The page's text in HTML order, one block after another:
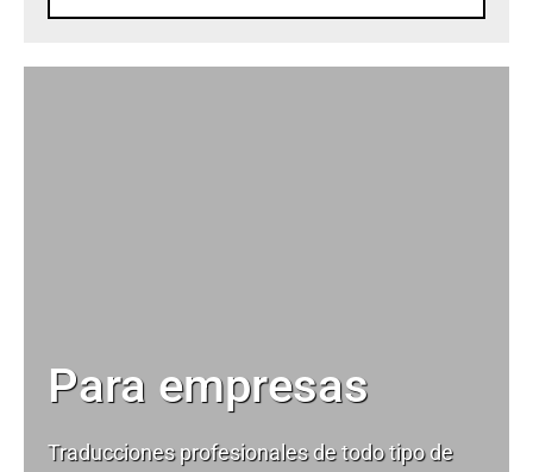
Para empresas
Traducciones profesionales de todo tipo de